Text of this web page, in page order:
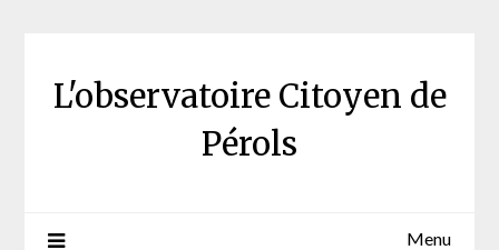
L'observatoire Citoyen de
Pérols
Menu